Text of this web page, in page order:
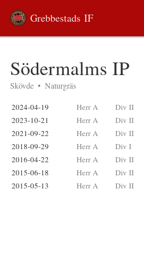
Södermalms IP
Skövde • Naturgräs
2024-04-19 Herr A Div II
2023-10-21
Herr A Div II
2021-09-22
Herr A Div II
2018-09-29
Herr A Div I
2016-04-22
Herr A Div II
2015-06-18
Herr A Div II
2015-05-13
Herr A Div II
Grebbestads IF